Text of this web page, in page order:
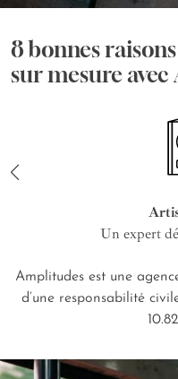
8 bonnes
sur mesure
Un expert
Amplitudes est une
d’une responsabilité